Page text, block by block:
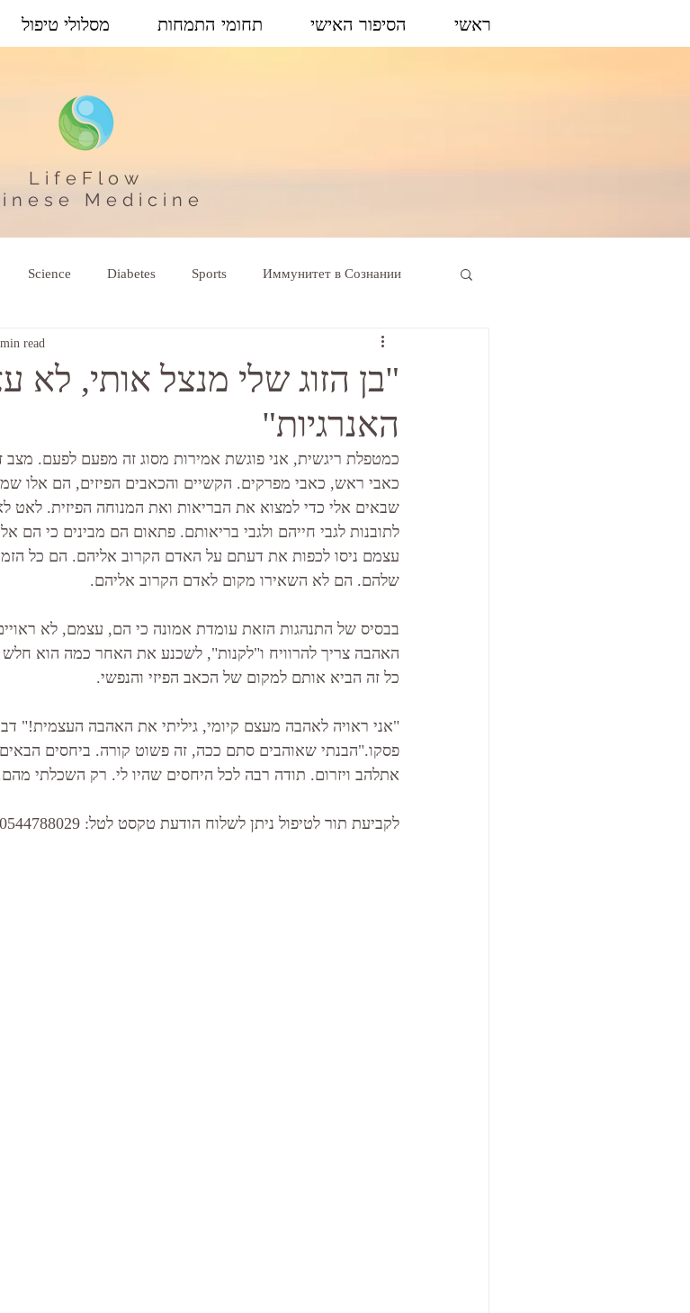
ראשי הסיפור האישי תחומי התמחות מסלולי טיפול
LifeFlow
Medicine
Science Diabetes Sports Иммунитет в Сознании
"בן הזוג שלי מנצל אותי, לא
האנרגיות"
read
כמטפלת ריגשית, אני פוגשת אמירות מסוג זה מפעם לפעם. מצב
כאבי ראש, כאבי מפרקים. הקשיים והכאבים הפיזים, הם אלו
שבאים אלי כדי למצוא את הבריאות ואת המנוחה הפיזית. לאט
לתובנות לגבי חייהם ולגבי בריאותם. פתאום הם מבינים כי הם
עצמם ניסו לכפות את דעתם על האדם הקרוב אליהם. הם כל הזמן
שלהם. הם לא השאירו מקום לאדם הקרוב אליהם.
בבסיס של התנהגות הזאת עומדת אמונה כי הם, עצמם, לא
האהבה צריך להרוויח ו"לקנות", לשכנע את האחר כמה הוא חלש
כל זה הביא אותם למקום של הכאב הפיזי והנפשי.
"אני ראויה לאהבה מעצם קיומי, גיליתי את האהבה העצמית!"
פסקו."הבנתי שאוהבים סתם ככה, זה פשוט קורה. ביחסים הבאים
אתלהב ויזרום. תודה רבה לכל היחסים שהיו לי. רק השכלתי
לקביעת תור לטיפול ניתן לשלוח הודעת טקסט לטל: 0544788029. אשמח לעזור לכם!